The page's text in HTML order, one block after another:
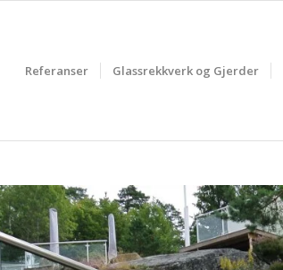
Referanser Glassrekkverk og Gjerder